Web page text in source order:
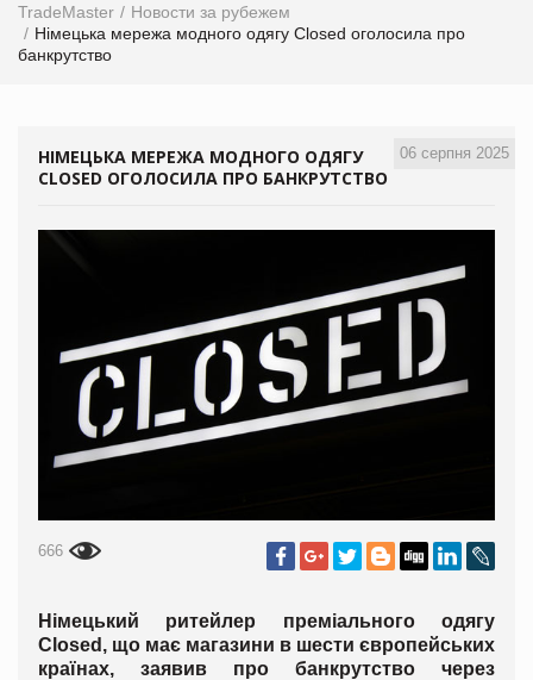
TradeMaster
Новости за рубежем
Німецька мережа модного одягу Closed оголосила про
банкрутство
06 серпня 2025
НІМЕЦЬКА МЕРЕЖА МОДНОГО ОДЯГУ
CLOSED ОГОЛОСИЛА ПРО БАНКРУТСТВО
666
Німецький ритейлер преміального одягу
Closed, що має магазини в шести європейських
країнах, заявив про банкрутство через